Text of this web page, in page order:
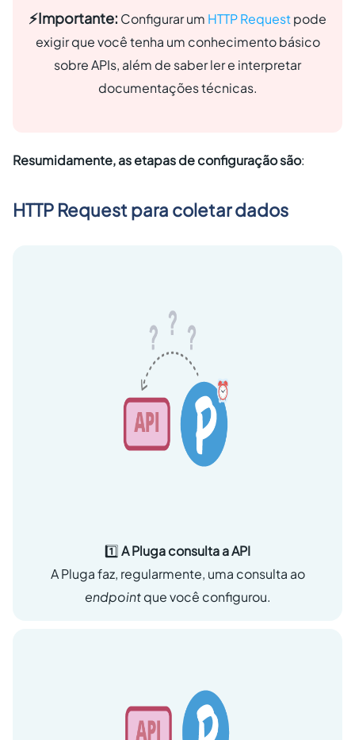
⚡️Importante: Configurar um HTTP Requestpode
exigir que você tenha um conhecimento básico
sobre APIs, além de saber ler e interpretar
documentações técnicas.
Resumidamente, as etapas de configuração são:
HTTP Request para coletar dados
1️⃣A Pluga consulta a API
A Pluga faz, regularmente, uma consulta ao
endpointque você configurou.